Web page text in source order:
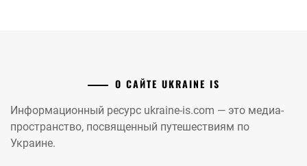
О САЙТЕ UKRAINE IS
Информационный ресурс ukraine-is.com — это медиа-
пространство, посвященный путешествиям по
Украине.